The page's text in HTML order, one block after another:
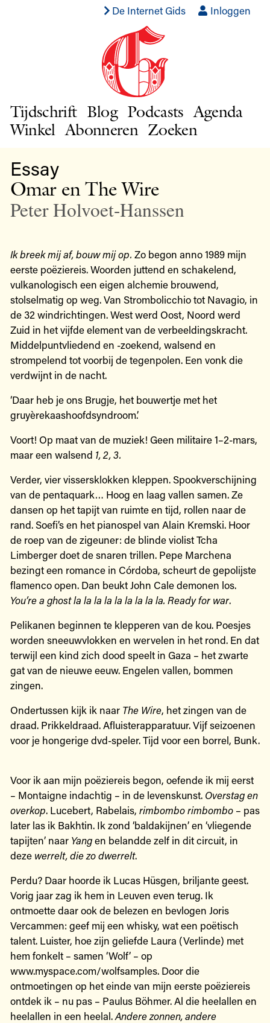
De Internet Gids Inloggen
Tijdschrift Blog Podcasts Agenda
Winkel Abonneren Zoeken
Essay
Omar en The Wire
Peter Holvoet-Hanssen
Ik breek mij af, bouw mij op. Zo begon anno 1989 mijn
eerste poëziereis. Woorden juttend en schakelend,
vulkanologisch een eigen alchemie brouwend,
stolselmatig op weg. Van Strombolicchio tot Navagio, in
de 32 windrichtingen. West werd Oost, Noord werd
Zuid in het vijfde element van de verbeeldingskracht.
Middelpuntvliedend en -zoekend, walsend en
strompelend tot voorbij de tegenpolen. Een vonk die
verdwijnt in de nacht.
‘Daar heb je ons Brugje, het bouwertje met het
gruyèrekaashoofdsyndroom.’
Voort! Op maat van de muziek! Geen militaire 1–2-mars,
maar een walsend 1, 2, 3.
Verder, vier vissersklokken kleppen. Spookverschijning
van de pentaquark… Hoog en laag vallen samen. Ze
dansen op het tapijt van ruimte en tijd, rollen naar de
rand. Soefi’s en het pianospel van Alain Kremski. Hoor
de roep van de zigeuner: de blinde violist Tcha
Limberger doet de snaren trillen. Pepe Marchena
bezingt een romance in Córdoba, scheurt de gepolijste
flamenco open. Dan beukt John Cale demonen los.
You’re a ghost la la la la la la la la la. Ready for war.
Pelikanen beginnen te klepperen van de kou. Poesjes
worden sneeuwvlokken en wervelen in het rond. En dat
terwijl een kind zich dood speelt in Gaza – het zwarte
gat van de nieuwe eeuw. Engelen vallen, bommen
zingen.
Ondertussen kijk ik naar The Wire, het zingen van de
draad. Prikkeldraad. Afluisterapparatuur. Vijf seizoenen
voor je hongerige dvd-speler. Tijd voor een borrel, Bunk.
Voor ik aan mijn poëziereis begon, oefende ik mij eerst
– Montaigne indachtig – in de levenskunst. Overstag en
overkop. Lucebert, Rabelais, rimbombo rimbombo– pas
later las ik Bakhtin. Ik zond ‘baldakijnen’ en ‘vliegende
tapijten’ naar Yangen belandde zelf in dit circuit, in
deze werrelt, die zo dwerrelt.
Perdu? Daar hoorde ik Lucas Hüsgen, briljante geest.
Vorig jaar zag ik hem in Leuven even terug. Ik
ontmoette daar ook de belezen en bevlogen Joris
Vercammen: geef mij een whisky, wat een poëtisch
talent. Luister, hoe zijn geliefde Laura (Verlinde) met
hem fonkelt – samen ‘Wolf’ – op
www.myspace.com/wolfsamples. Door die
ontmoetingen op het einde van mijn eerste poëziereis
ontdek ik – nu pas – Paulus Böhmer. Al die heelallen en
heelallen in een heelal.Andere zonnen, andere